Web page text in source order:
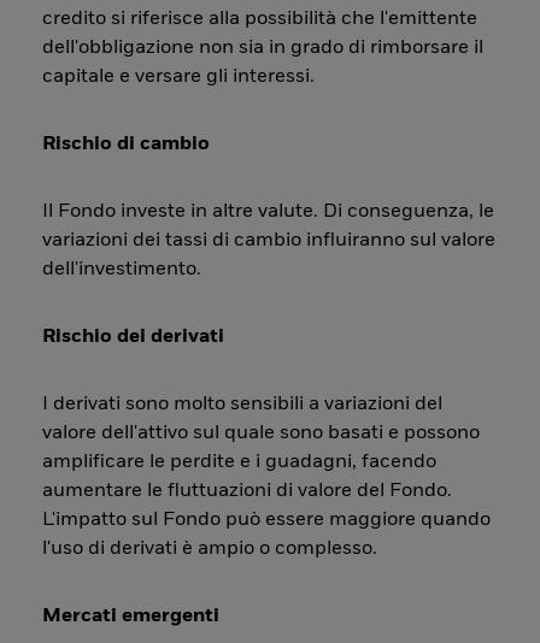
credito si riferisce alla possibilità che l'emittente
dell'obbligazione non sia in grado di rimborsare il
capitale e versare gli interessi.
Rischio di cambio
Il Fondo investe in altre valute. Di conseguenza, le
variazioni dei tassi di cambio influiranno sul valore
dell'investimento.
Rischio dei derivati
I derivati sono molto sensibili a variazioni del
valore dell'attivo sul quale sono basati e possono
amplificare le perdite e i guadagni, facendo
aumentare le fluttuazioni di valore del Fondo.
L'impatto sul Fondo può essere maggiore quando
l'uso di derivati è ampio o complesso.
Mercati emergenti